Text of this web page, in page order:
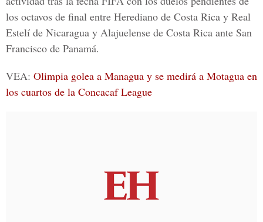
los octavos de final entre Herediano de Costa Rica y Real
Estelí de Nicaragua y Alajuelense de Costa Rica ante San
Francisco de Panamá.
VEA: Olimpia golea a Managua y se medirá a Motagua en
los cuartos de la Concacaf League